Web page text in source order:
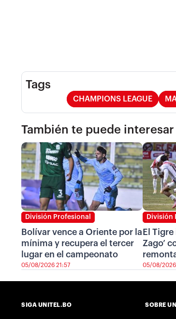
Tags
CHAMPIONS LEAGUE
También te puede interesar
División Profesional
Bolívar vence a Oriente por la
mínima y recupera el tercer
lugar en el campeonato
05/08/2026 21:57
División
El Tigre
Zago’
05/08/
SIGA UNITEL.BO SOBRE